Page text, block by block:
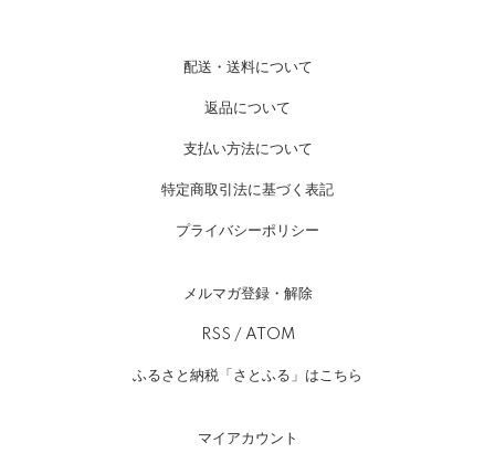
配送・送料について
返品について
支払い方法について
特定商取引法に基づく表記
プライバシーポリシー
メルマガ登録・解除
RSS / ATOM
ふるさと納税「さとふる」はこちら
マイアカウント